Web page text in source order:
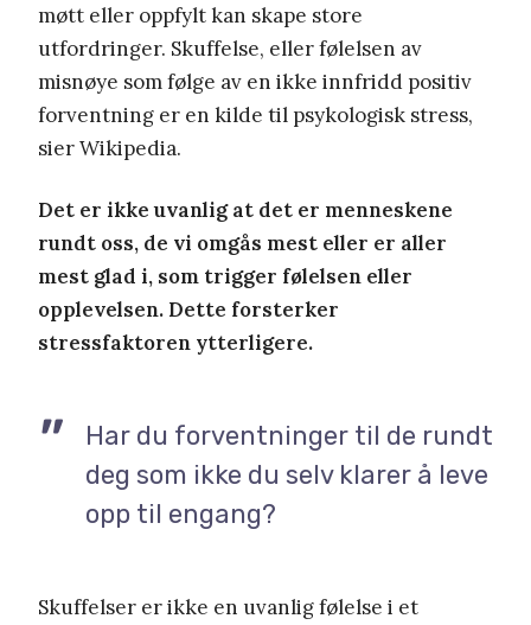
møtt eller oppfylt kan skape store
utfordringer. Skuffelse, eller følelsen av
misnøye som følge av en ikke innfridd positiv
forventning er en kilde til psykologisk stress,
sier Wikipedia.
Det er ikke uvanlig at det er menneskene
rundt oss, de vi omgås mest eller er aller
mest glad i, som trigger følelsen eller
opplevelsen. Dette forsterker
stressfaktoren ytterligere.
Har du forventninger til de rundt
deg som ikke du selv klarer å leve
opp til engang?
Skuffelser er ikke en uvanlig følelse i et